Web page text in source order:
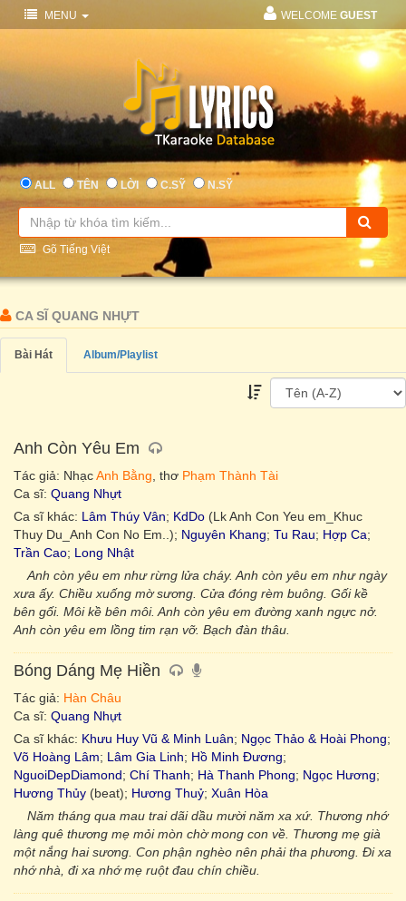
MENU WELCOME GUEST
ALL TÊN LỜI C.SỸ N.SỸ
Gõ Tiếng Việt
CA SĨ QUANG NHỰT
Bài Hát Album/Playlist
Anh Còn Yêu Em
Tác giả: NhạcAnh Bằng , thơ Phạm Thành Tài
Ca sĩ: Quang Nhựt
Ca sĩ khác: Lâm Thúy Vân; KdDo (Lk Anh Con Yeu em_Khuc
Thuy Du_Anh Con No Em..); Nguyên Khang; Tu Rau; Hợp Ca;
Trần Cao; Long Nhật
Anh còn yêu em như rừng lửa cháy. Anh còn yêu em như ngày
xưa ấy. Chiều xuống mờ sương. Cửa đóng rèm buông. Gối kề
bên gối. Môi kề bên môi. Anh còn yêu em đường xanh ngực nở.
Anh còn yêu em lồng tim rạn vỡ. Bạch đàn thâu.
Bóng Dáng Mẹ Hiền
Tác giả: Hàn Châu
Ca sĩ: Quang Nhựt
Ca sĩ khác: Khưu Huy Vũ & Minh Luân; Ngọc Thảo & Hoài Phong;
Võ Hoàng Lâm; Lâm Gia Linh; Hồ Minh Đương;
NguoiDepDiamond; Chí Thanh; Hà Thanh Phong; Ngọc Hương;
Hương Thủy (beat); Hương Thuỷ; Xuân Hòa
Năm tháng qua mau trai dãi dầu mười năm xa xứ. Thương nhớ
làng quê thương mẹ mỏi mòn chờ mong con về. Thương mẹ già
một nắng hai sương. Con phận nghèo nên phải tha phương. Đi xa
nhớ nhà, đi xa nhớ mẹ ruột đau chín chiều.